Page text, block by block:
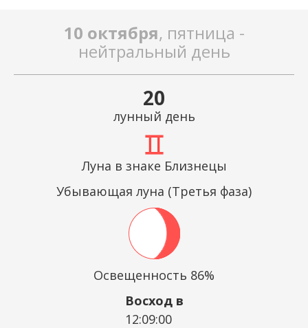
10 октября, пятница -
нейтральный день
20
лунный день
Луна в знаке Близнецы
Убывающая луна (Третья фаза)
Освещенность 86%
Восход в
12:09:00